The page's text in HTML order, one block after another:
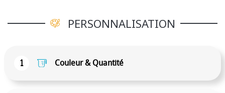
PERSONNALISATION
1 Couleur & Quantité